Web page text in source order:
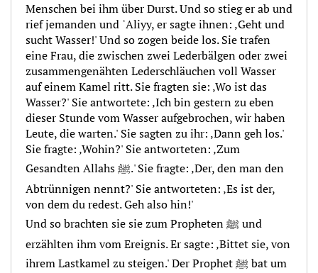
Menschen bei ihm über Durst. Und so stieg er ab und
rief jemanden und ʿAliyy, er sagte ihnen: ‚Geht und
sucht Wasser!' Und so zogen beide los. Sie trafen
eine Frau, die zwischen zwei Lederbälgen oder zwei
zusammengenähten Lederschläuchen voll Wasser
auf einem Kamel ritt. Sie fragten sie: ‚Wo ist das
Wasser?' Sie antwortete: ‚Ich bin gestern zu eben
dieser Stunde vom Wasser aufgebrochen, wir haben
Leute, die warten.' Sie sagten zu ihr: ‚Dann geh los.'
Sie fragte: ‚Wohin?' Sie antworteten: ‚Zum
Gesandten Allahs ﷺ.' Sie fragte: ‚Der, den man den
Abtrünnigen nennt?' Sie antworteten: ‚Es ist der,
von dem du redest. Geh also hin!'
Und so brachten sie sie zum Propheten ﷺ und
erzählten ihm vom Ereignis. Er sagte: ‚Bittet sie, von
ihrem Lastkamel zu steigen.' Der Prophet ﷺ bat um